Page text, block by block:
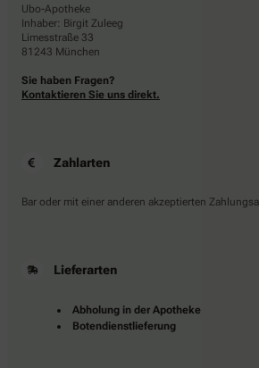
Ubo-Apotheke
Inhaber: Birgit Zuleeg
Limesstraße 33
81243 München
Sie haben Fragen?
Kontaktieren Sie uns direkt.
Zahlarten
Bar oder mit einer anderen akzeptierten
Lieferarten
Abholung in der Apotheke
Botendienstlieferung